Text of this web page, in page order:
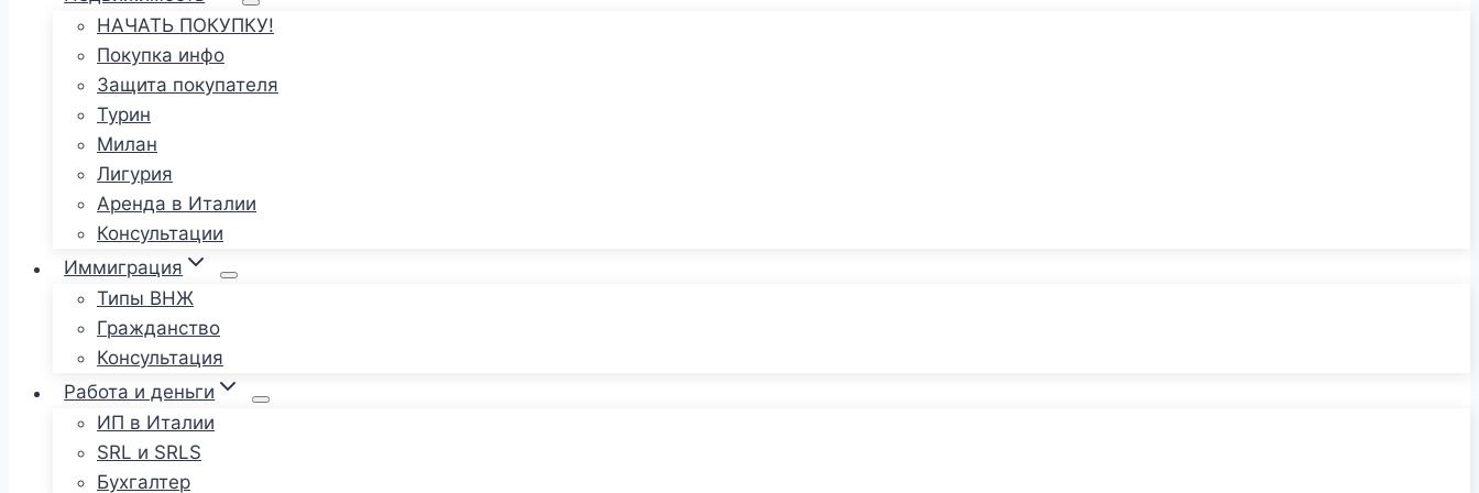
НАЧАТЬ ПОКУПКУ!
Покупка инфо
Защита покупателя
Турин
Милан
Лигурия
Аренда в Италии
Консультации
Иммиграция
Типы ВНЖ
Гражданство
Консультация
Работа и деньги
ИП в Италии
SRL и SRLS
Бухгалтер